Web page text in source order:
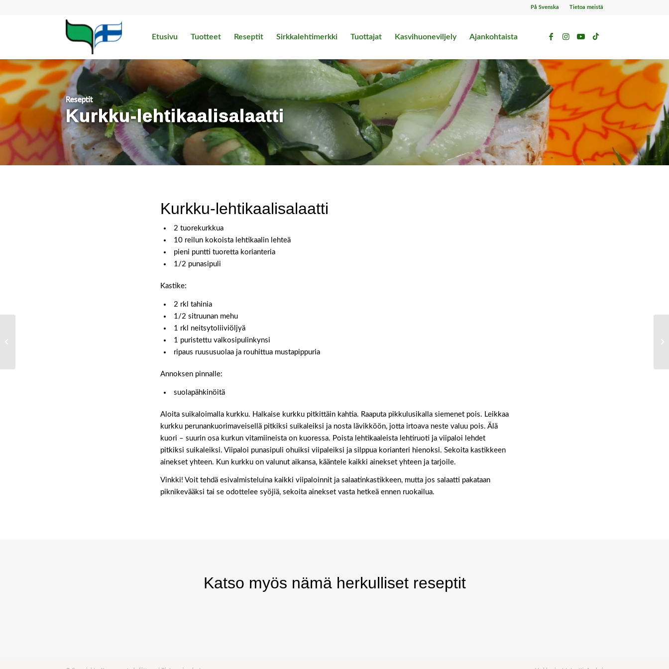
På Svenska Tietoa meistä
Etusivu Tuotteet Reseptit Sirkkalehtimerkki Tuottajat Kasvihuoneviljely Ajankohtaista
Reseptit
Kurkku-lehtikaalisalaatti
Kurkku-lehtikaalisalaatti
2 tuorekurkkua
10 reilun kokoista lehtikaalin lehteä
pieni puntti tuoretta korianteria
1/2 punasipuli
Kastike:
2 rkl tahinia
1/2 sitruunan mehu
1 rkl neitsytoliiviöljyä
1 puristettu valkosipulinkynsi
ripaus ruususuolaa ja rouhittua mustapippuria
Annoksen pinnalle:
suolapähkinöitä
Aloita suikaloimalla kurkku. Halkaise kurkku pitkittäin kahtia. Raaputa pikkulusikalla siemenet pois. Leikkaa
kurkku perunankuorimaveisellä pitkiksi suikaleiksi ja nosta lävikköön, jotta irtoava neste valuu pois. Älä
kuori – suurin osa kurkun vitamiineista on kuoressa. Poista lehtikaaleista lehtiruoti ja viipaloi lehdet
pitkiksi suikaleiksi. Viipaloi punasipuli ohuiksi viipaleiksi ja silppua korianteri hienoksi. Sekoita kastikkeen
ainekset yhteen. Kun kurkku on valunut aikansa, kääntele kaikki ainekset yhteen ja tarjoile.
Vinkki! Voit tehdä esivalmisteluina kaikki viipaloinnit ja salaatinkastikkeen, mutta jos salaatti pakataan
piknikevääksi tai se odottelee syöjiä, sekoita ainekset vasta hetkeä ennen ruokailua.
Katso myös nämä herkulliset reseptit